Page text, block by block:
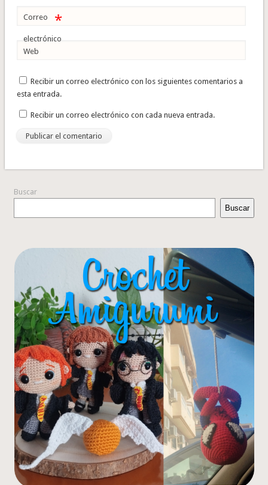
Correo
electrónico
*
Web
Recibir un correo electrónico con los siguientes comentarios a
esta entrada.
Recibir un correo electrónico con cada nueva entrada.
Buscar
Buscar